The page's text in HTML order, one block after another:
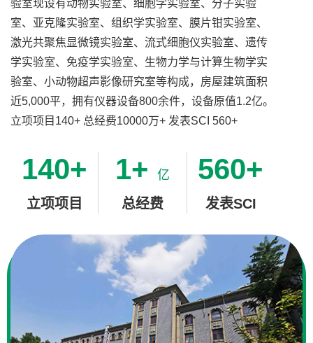
验室现设有动物实验室、细胞学实验室、分子实验
室、亚克隆实验室、组织学实验室、膜片钳实验室、
激光共聚焦显微镜实验室、流式细胞仪实验室、遗传
学实验室、免疫学实验室、生物力学与计算生物学实
验室、小动物超声影像研究室等构成，房屋建筑面积
近5,000平，拥有仪器设备800余件，设备原值1.2亿。
立项项目140+ 总经费10000万+ 发表SCI 560+
140+
立项项目
1+
总经费
560+
发表SCI